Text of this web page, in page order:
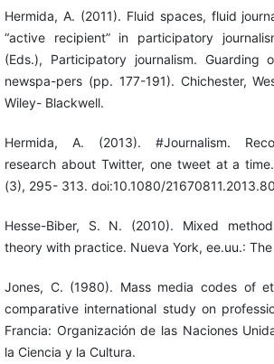
Hermida, A. (2011). Fluid spaces, fluid
“active recipient” in participatory
(Eds.), Participatory journalism. Guarding
newspa-pers (pp. 177-191). Chichester,
Wiley- Blackwell.
Hermida, A. (2013). #Journalism.
research about Twitter, one tweet at a
(3), 295- 313. doi:10.1080/
Hesse-Biber, S. N. (2010). Mixed
theory with practice. Nueva York, ee.uu.: The
Jones, C. (1980). Mass media codes of
comparative international study on
Francia: Organización de las Naciones
la Ciencia y la Cultura.